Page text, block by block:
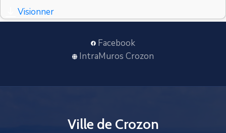
Visionner
Facebook
IntraMuros Crozon
Ville de Crozon